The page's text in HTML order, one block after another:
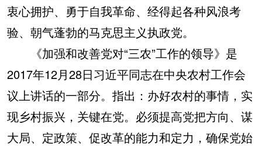
衷心拥护、勇于自我革命、经得起各种风浪考
验、朝气蓬勃的马克思主义执政党。
《加强和改善党对“三农”工作的领导》是
2017年12月28日习近平同志在中央农村工作会
议上讲话的一部分。指出：办好农村的事情，实
现乡村振兴，关键在党。必须提高党把方向、谋
大局、定政策、促改革的能力和定力，确保党始